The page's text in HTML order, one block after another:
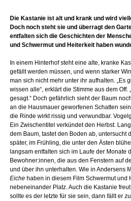
Die Kastanie ist alt und krank und wird
Doch noch steht sie und überragt den
entfalten sich die Geschichten der
und Schwermut und Heiterkeit haben
In einem Hinterhof steht eine alte, kranke
gefällt werden müssen, und wenn starker
man sich nicht mehr unter ihr aufhalten. „Es
wissen alle“, erklärt die Stimme aus dem Off.
gesagt.“ Doch gefährlich sieht der Baum
an die Hausmauer geworfenen Schatten
die Rinde wirkt rissig und verwundbar.
Ein Zwischentitel verkündet den Herbst.
dem Baum, tastet den Boden ab, untersucht
später, im Frühling, die unter den Ästen
langsam entfalten sich im Laufe der Monate
Bewohner:innen, die aus den Fenstern auf
und über ihn unterhalten. Wie in Andersens
Eiche haben in diesem Film Schwermut und
nebeneinander Platz. Auch die Kastanie
sollte es der letzte für sie sein, dann fällt er